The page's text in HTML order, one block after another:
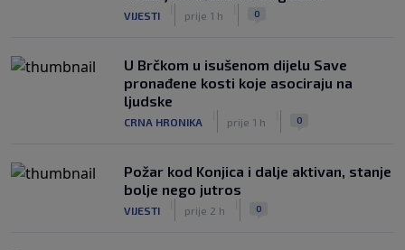
VIJESTI prije 1 h 0
U Brčkom u isušenom dijelu Save
pronađene kosti koje asociraju na
ljudske
CRNA HRONIKA prije 1 h 0
Požar kod Konjica i dalje aktivan, stanje
bolje nego jutros
VIJESTI prije 2 h 0